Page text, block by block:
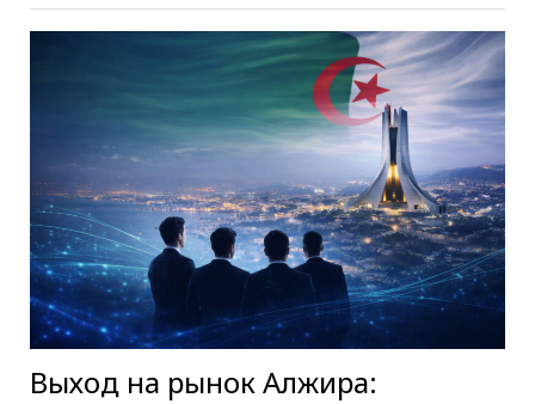
Выход на рынок Алжира: